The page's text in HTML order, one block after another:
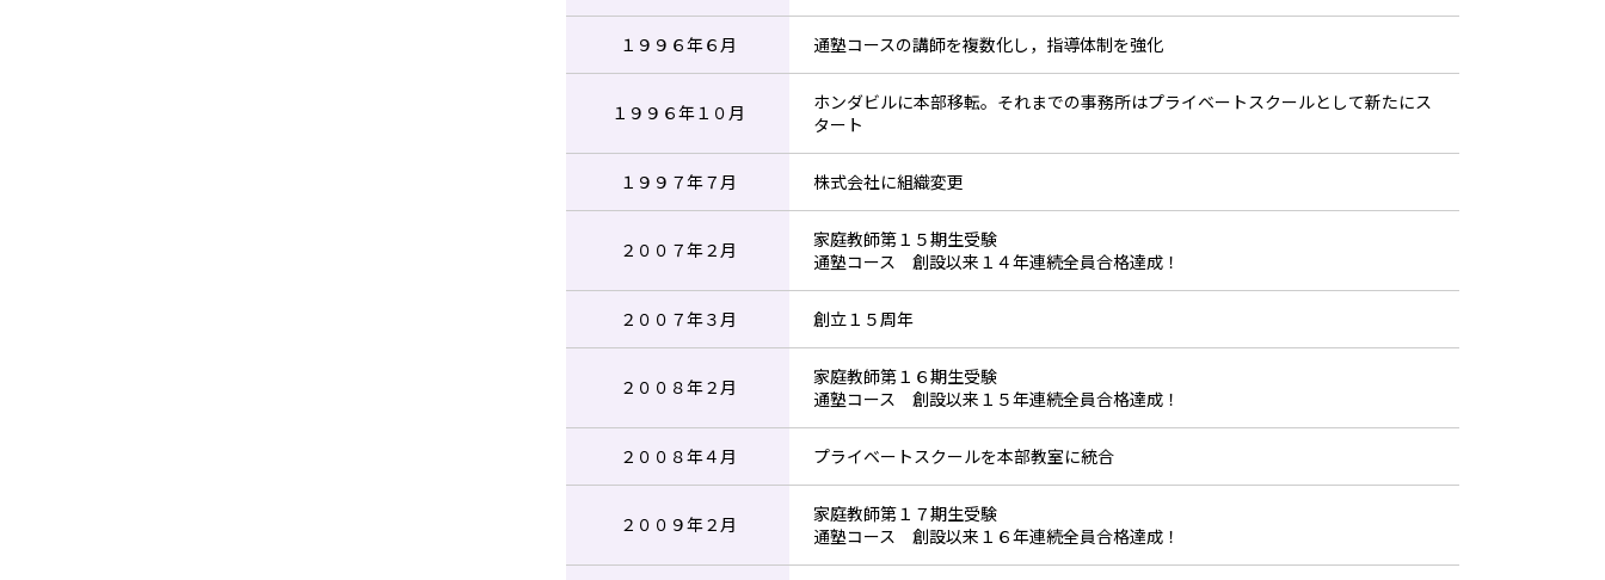
１９９６年６月 通塾コースの講師を複数化し，指導体制を強化
１９９６年１０月
ホンダビルに本部移転。それまでの事務所はプライベートスクールとして新たにス
タート
１９９７年７月 株式会社に組織変更
２００７年２月
家庭教師第１５期生受験
通塾コース 創設以来１４年連続全員合格達成！
２００７年３月 創立１５周年
２００８年２月
家庭教師第１６期生受験
通塾コース 創設以来１５年連続全員合格達成！
２００８年４月 プライベートスクールを本部教室に統合
２００９年２月
家庭教師第１７期生受験
通塾コース 創設以来１６年連続全員合格達成！